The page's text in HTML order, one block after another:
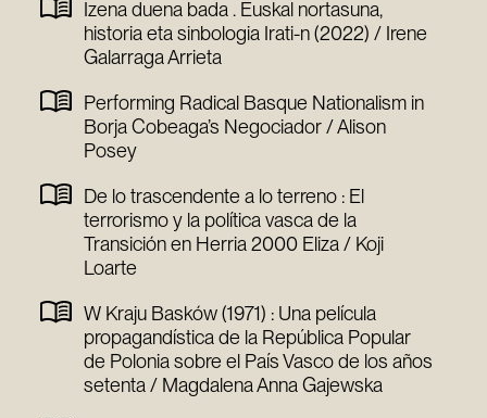
Izena duena bada . Euskal nortasuna,
historia eta sinbologia Irati-n (2022) / Irene
Galarraga Arrieta
Performing Radical Basque Nationalism in
Borja Cobeaga’s Negociador / Alison
Posey
De lo trascendente a lo terreno : El
terrorismo y la política vasca de la
Transición en Herria 2000 Eliza / Koji
Loarte
W Kraju Basków (1971) : Una película
propagandística de la República Popular
de Polonia sobre el País Vasco de los años
setenta / Magdalena Anna Gajewska